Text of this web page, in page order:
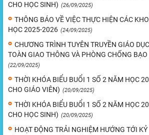
CHO HỌC SINH) (26/09/2025)
THÔNG BÁO VỀ VIỆC THỰC HIỆN CÁC
HỌC 2025-2026 (24/09/2025)
CHƯƠNG TRÌNH TUYÊN TRUYỀN GIÁO
TOÀN GIAO THÔNG VÀ PHÒNG CHỐNG
(22/09/2025)
THỜI KHÓA BIỂU BUỔI 1 SỐ 2 NĂM HỌC
CHO GIÁO VIÊN) (20/09/2025)
THỜI KHÓA BIỂU BUỔI 1 SỐ 2 NĂM HỌC
CHO HỌC SINH) (20/09/2025)
HOẠT ĐỘNG TRẢI NGHIỆM HƯỚNG TỚI